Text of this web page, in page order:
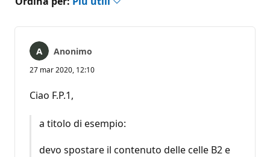
Anonimo
27 mar 2020, 12:10
Ciao F.P.1,
a titolo di esempio:
devo spostare il contenuto delle celle B2 e